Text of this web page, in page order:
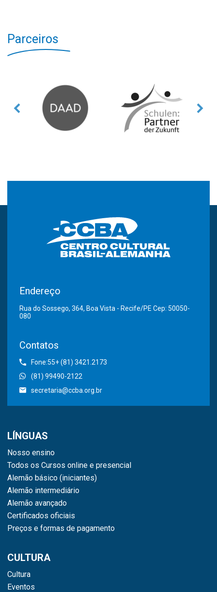
Parceiros
Endereço
Rua do Sossego, 364, Boa Vista - Recife/PE Cep: 50050-
080
Contatos
Fone:55+ (81) 3421.2173
(81) 99490-2122
secretaria@ccba.org.br
LÍNGUAS
Nosso ensino
Todos os Cursos online e presencial
Alemão básico (iniciantes)
Alemão intermediário
Alemão avançado
Certificados oficiais
Preços e formas de pagamento
CULTURA
Cultura
Eventos